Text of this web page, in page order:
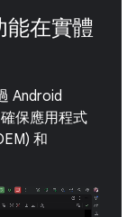
在實體
Android
保應用程式
和